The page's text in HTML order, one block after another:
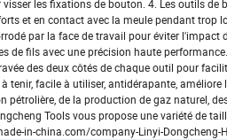
les fixations de bouton. 4. Les outils
et en contact avec la meule pendant
par la face de travail pour éviter
de fils avec une précision haute
des deux côtés de chaque outil pour
tenir, facile à utiliser, antidérapante,
pétrolière, de la production de gaz naturel,
Tools vous propose une variété de
in-china.com/company-Linyi-Dongcheng-